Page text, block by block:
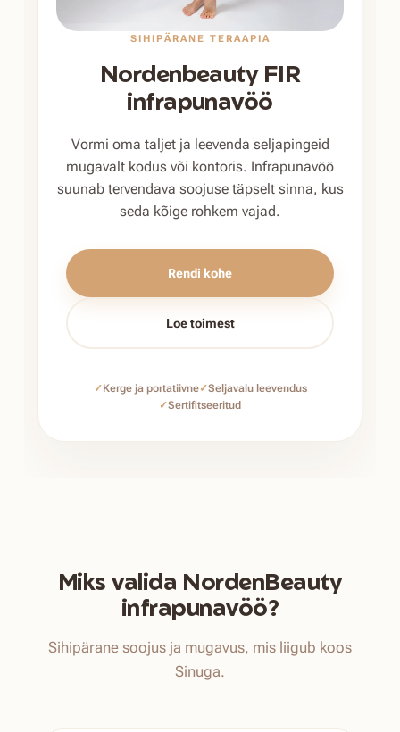
SIHIPÄRANE TERAAPIA
Nordenbeauty FIR
infrapuna­vöö
Vormi oma taljet ja leevenda seljapingeid
mugavalt kodus või kontoris. Infrapunavöö
suunab tervendava soojuse täpselt sinna, kus
seda kõige rohkem vajad.
Rendi kohe
Loe toimest
✓Kerge ja portatiivne✓Seljavalu leevendus
✓Sertifitseeritud
Miks valida NordenBeauty
infrapunavöö?
Sihipärane soojus ja mugavus, mis liigub koos
Sinuga.